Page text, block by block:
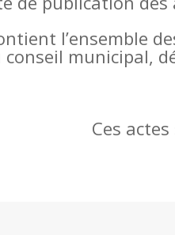
l’ensemble
municipal,
Ces